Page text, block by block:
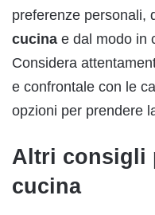
preferenze personali,
cucina e dal modo in
Considera
e confrontale con le
opzioni per prendere
Altri consigli
cucina